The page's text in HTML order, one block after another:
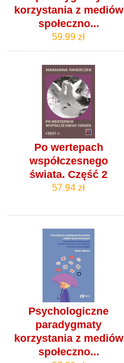
korzystania z mediów
społeczno...
59.99 zł
Po wertepach
współczesnego
świata. Część 2
57.94 zł
Psychologiczne
paradygmaty
korzystania z mediów
społeczno...